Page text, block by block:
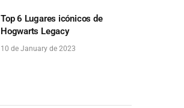
Top 6 Lugares icónicos de
Hogwarts Legacy
10 de January de 2023